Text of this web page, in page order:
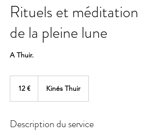
Rituels et méditation
de la pleine lune
A Thuir.
12 € Kinés Thuir
Description du service